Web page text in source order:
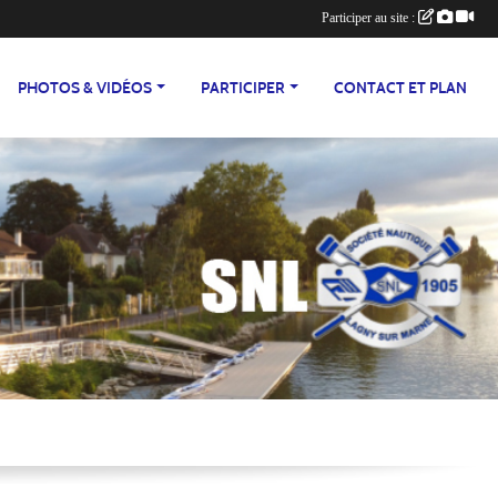
PHOTOS & VIDÉOS PARTICIPER CONTACT ET PLAN
Participer au site :